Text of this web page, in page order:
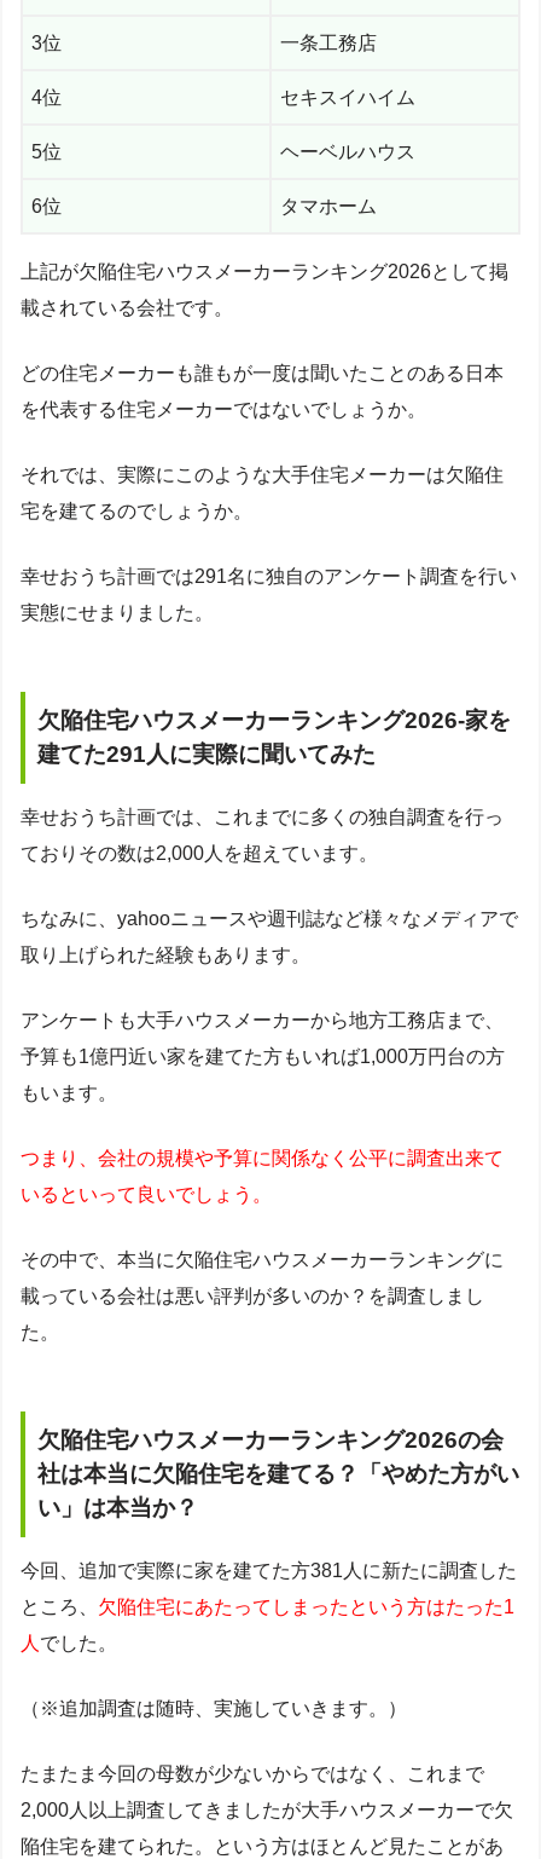
3位 一条工務店
4位 セキスイハイム
5位 ヘーベルハウス
6位 タマホーム
上記が欠陥住宅ハウスメーカーランキング2026として掲
載されている会社です。
どの住宅メーカーも誰もが一度は聞いたことのある日本
を代表する住宅メーカーではないでしょうか。
それでは、実際にこのような大手住宅メーカーは欠陥住
宅を建てるのでしょうか。
幸せおうち計画では291名に独自のアンケート調査を行い
実態にせまりました。
欠陥住宅ハウスメーカーランキング2026-家を
建てた291人に実際に聞いてみた
幸せおうち計画では、これまでに多くの独自調査を行っ
ておりその数は2,000人を超えています。
ちなみに、yahooニュースや週刊誌など様々なメディアで
取り上げられた経験もあります。
アンケートも大手ハウスメーカーから地方工務店まで、
予算も1億円近い家を建てた方もいれば1,000万円台の方
もいます。
つまり、会社の規模や予算に関係なく公平に調査出来て
いるといって良いでしょう。
その中で、本当に欠陥住宅ハウスメーカーランキングに
載っている会社は悪い評判が多いのか？を調査しまし
た。
欠陥住宅ハウスメーカーランキング2026の会
社は本当に欠陥住宅を建てる？「やめた方がい
い」は本当か？
今回、追加で実際に家を建てた方381人に新たに調査した
ところ、 欠陥住宅にあたってしまったという方はたった1
人 でした。
（※追加調査は随時、実施していきます。）
たまたま今回の母数が少ないからではなく、これまで
2,000人以上調査してきましたが大手ハウスメーカーで欠
陥住宅を建てられた。という方はほとんど見たことがあ